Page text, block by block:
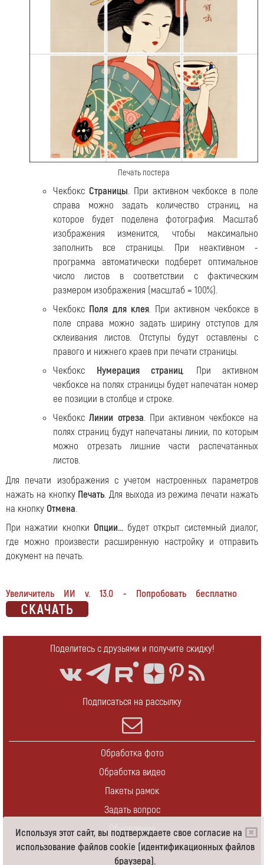
Используя этот сайт, вы подтверждаете свое согласие на
использование файлов cookie (идентификационных файлов
браузера).
Печать постера
Чекбокс Страницы. При активном чекбоксе в поле
справа можно задать количество страниц, на
которое будет поделена фотография. Масштаб
изображения изменится, чтобы максимально
заполнить все страницы. При неактивном -
программа автоматически подберет оптимальное
число листов в соответствии с фактическим
размером изображения (масштаб = 100%).
Чекбокс Поля для клея. При активном чекбоксе в
поле справа можно задать ширину отступов для
склеивания листов. Отступы будут оставлены с
правого и нижнего краев при печати страницы.
Чекбокс Нумерация страниц. При активном
чекбоксе на полях страницы будет напечатан номер
ее позиции в столбце и строке.
ЧекбоксЛинии отреза. При активном чекбоксе на
полях страниц будут напечатаны линии, по которым
можно отрезать лишние части распечатанных
листов.
Для печати изображения с учетом настроенных параметров
нажать на кнопку Печать. Для выхода из режима печати нажать
на кнопкуОтмена.
При нажатии кнопки Опции...будет открыт системный диалог,
где можно произвести расширенную настройку и отправить
документ на печать.
Увеличитель ИИ v. 13.0 - Попробовать бесплатно
Поделитесь с друзьями и получите скидку!
Подписаться на рассылку
Обработка фото
Обработка видео
Пакеты рамок
Задать вопрос
Обновление
Контакты